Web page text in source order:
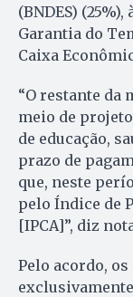
(BNDES)
Garantia do
Caixa
“O restante da
meio de
de educação,
prazo de
que, neste
pelo Índice de
[IPCA]”, diz
Pelo acordo,